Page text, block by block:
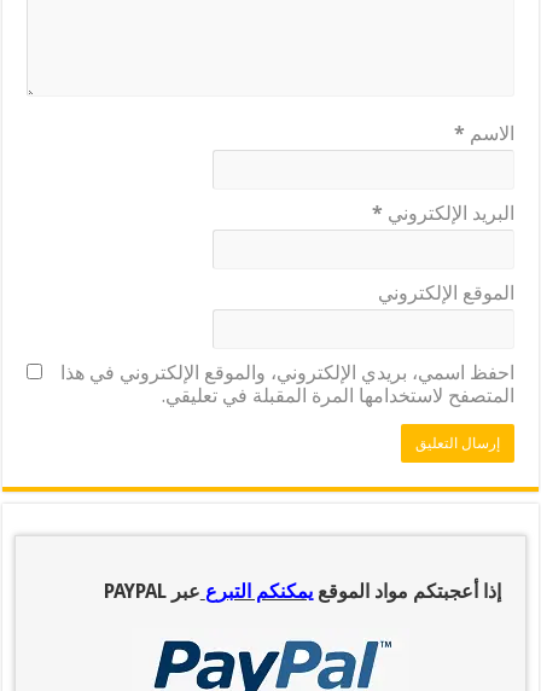
الاسم *
البريد الإلكتروني *
الموقع الإلكتروني
احفظ اسمي، بريدي الإلكتروني، والموقع الإلكتروني في هذا
المتصفح لاستخدامها المرة المقبلة في تعليقي.
إذا أعجبتكم مواد الموقع يمكنكم التبرع عبر PAYPAL